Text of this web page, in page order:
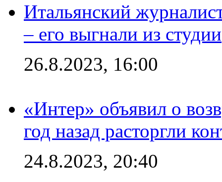
Итальянский
– его выгнали из студии
26.8.2023, 16:00
«Интер» объявил о
год назад расторгли
24.8.2023, 20:40